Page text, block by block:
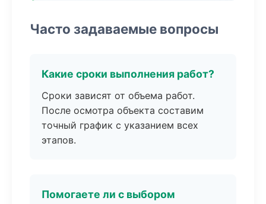
Часто задаваемые вопросы
Какие сроки выполнения работ?
Сроки зависят от объема работ.
После осмотра объекта составим
точный график с указанием всех
этапов.
Помогаете ли с выбором